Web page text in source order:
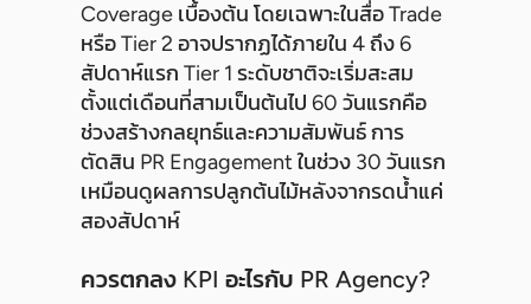
Coverage เบื้องต้น โดยเฉพาะในสื่อ Trade
หรือ Tier 2 อาจปรากฏได้ภายใน 4 ถึง 6
สัปดาห์แรก Tier 1 ระดับชาติจะเริ่มสะสม
ตั้งแต่เดือนที่สามเป็นต้นไป 60 วันแรกคือ
ช่วงสร้างกลยุทธ์และความสัมพันธ์ การ
ตัดสิน PR Engagement ในช่วง 30 วันแรก
เหมือนดูผลการปลูกต้นไม้หลังจากรดน้ำแค่
สองสัปดาห์
ควรตกลง KPI อะไรกับ PR Agency?